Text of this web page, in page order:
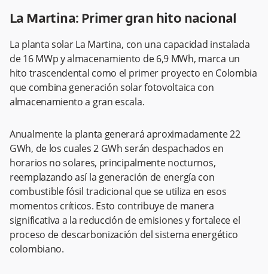
La Martina: Primer gran hito nacional
La planta solar La Martina, con una capacidad instalada
de 16 MWp y almacenamiento de 6,9 MWh, marca un
hito trascendental como el primer proyecto en Colombia
que combina generación solar fotovoltaica con
almacenamiento a gran escala.
Anualmente la planta generará aproximadamente 22
GWh, de los cuales 2 GWh serán despachados en
horarios no solares, principalmente nocturnos,
reemplazando así la generación de energía con
combustible fósil tradicional que se utiliza en esos
momentos críticos. Esto contribuye de manera
significativa a la reducción de emisiones y fortalece el
proceso de descarbonización del sistema energético
colombiano.